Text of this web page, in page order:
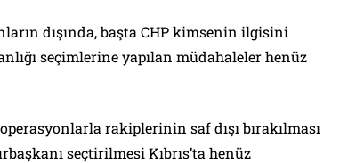
dışında, başta CHP kimsenin ilgisini
seçimlerine yapılan müdahaleler henüz
rakiplerinin saf dışı bırakılması
seçtirilmesi Kıbrıs’ta henüz